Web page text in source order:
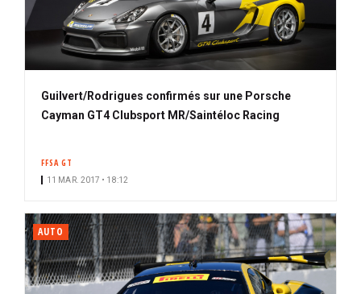
Guilvert/Rodrigues confirmés sur une Porsche
Cayman GT4 Clubsport MR/Saintéloc Racing
FFSA GT
11 MAR. 2017 • 18:12
AUTO